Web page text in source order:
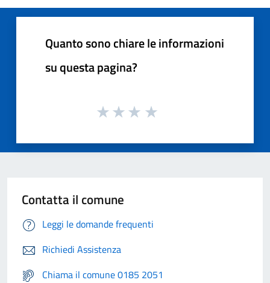
Quanto sono chiare le informazioni
su questa pagina?
Contatta il comune
Leggi le domande frequenti
Richiedi Assistenza
Chiama il comune 0185 2051